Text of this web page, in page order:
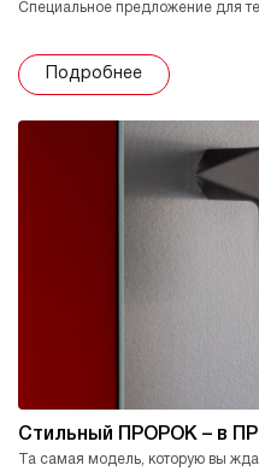
Специальное предложение для
Подробнее
Стильный ПРОРОК – в
Та самая модель, которую вы